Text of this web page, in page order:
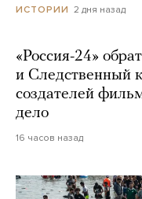
ИСТОРИИ 2 дня назад
«Россия-24»
и Следственный
создателей
дело
16 часов назад